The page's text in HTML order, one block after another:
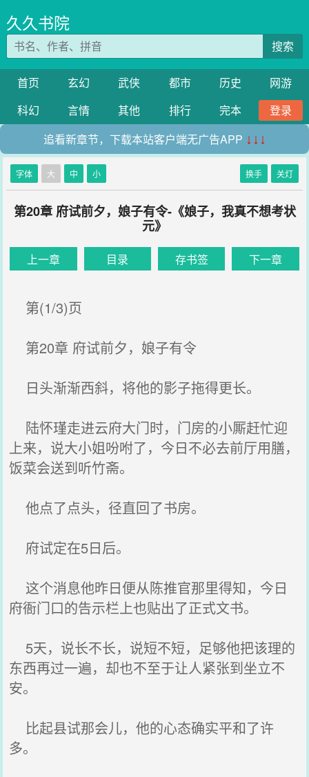
久久书院
搜索
首页 玄幻 武侠 都市 历史
网游
科幻
言情 其他 排行 完本
登录
追看新章节，下载本站客户端无广告APP ↓↓↓
字体 大 中 小 换手 关灯
第20章 府试前夕，娘子有令-《娘子，我真不想考状
元》
上一章 目录 存书签 下一章
第(1/3)页
第20章 府试前夕，娘子有令
日头渐渐西斜，将他的影子拖得更长。
陆怀瑾走进云府大门时，门房的小厮赶忙迎
上来，说大小姐吩咐了，今日不必去前厅用膳，
饭菜会送到听竹斋。
他点了点头，径直回了书房。
府试定在5日后。
这个消息他昨日便从陈推官那里得知，今日
府衙门口的告示栏上也贴出了正式文书。
5天，说长不长，说短不短，足够他把该理的
东西再过一遍，却也不至于让人紧张到坐立不
安。
比起县试那会儿，他的心态确实平和了许
多。